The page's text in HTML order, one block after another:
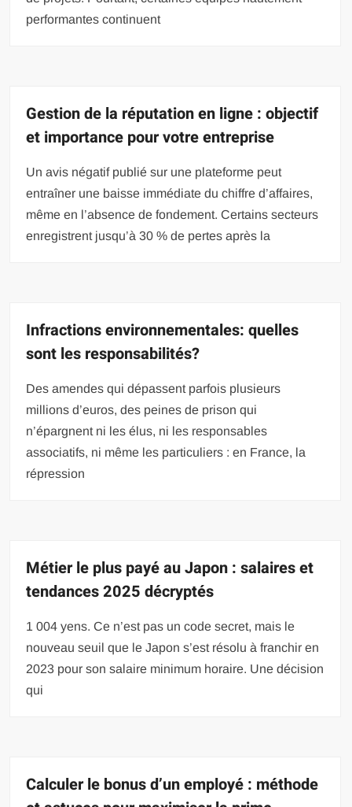
performantes continuent
Gestion de la réputation en ligne : objectif
et importance pour votre entreprise
Un avis négatif publié sur une plateforme peut
entraîner une baisse immédiate du chiffre d’affaires,
même en l’absence de fondement. Certains secteurs
enregistrent jusqu’à 30 % de pertes après la
Infractions environnementales: quelles
sont les responsabilités?
Des amendes qui dépassent parfois plusieurs
millions d’euros, des peines de prison qui
n’épargnent ni les élus, ni les responsables
associatifs, ni même les particuliers : en France, la
répression
Métier le plus payé au Japon : salaires et
tendances 2025 décryptés
1 004 yens. Ce n’est pas un code secret, mais le
nouveau seuil que le Japon s’est résolu à franchir en
2023 pour son salaire minimum horaire. Une décision
qui
Calculer le bonus d’un employé : méthode